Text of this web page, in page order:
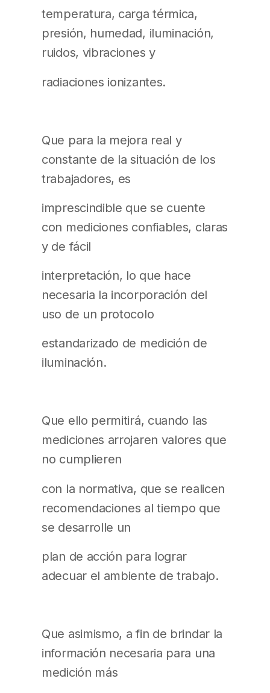
temperatura, carga térmica,
presión, humedad, iluminación,
ruidos, vibraciones y
radiaciones ionizantes.
Que para la mejora real y
constante de la situación de los
trabajadores, es
imprescindible que se cuente
con mediciones confiables, claras
y de fácil
interpretación, lo que hace
necesaria la incorporación del
uso de un protocolo
estandarizado de medición de
iluminación.
Que ello permitirá, cuando las
mediciones arrojaren valores que
no cumplieren
con la normativa, que se realicen
recomendaciones al tiempo que
se desarrolle un
plan de acción para lograr
adecuar el ambiente de trabajo.
Que asimismo, a fin de brindar la
información necesaria para una
medición más